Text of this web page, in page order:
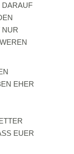
DARAUF
NUR
EHER
EUER